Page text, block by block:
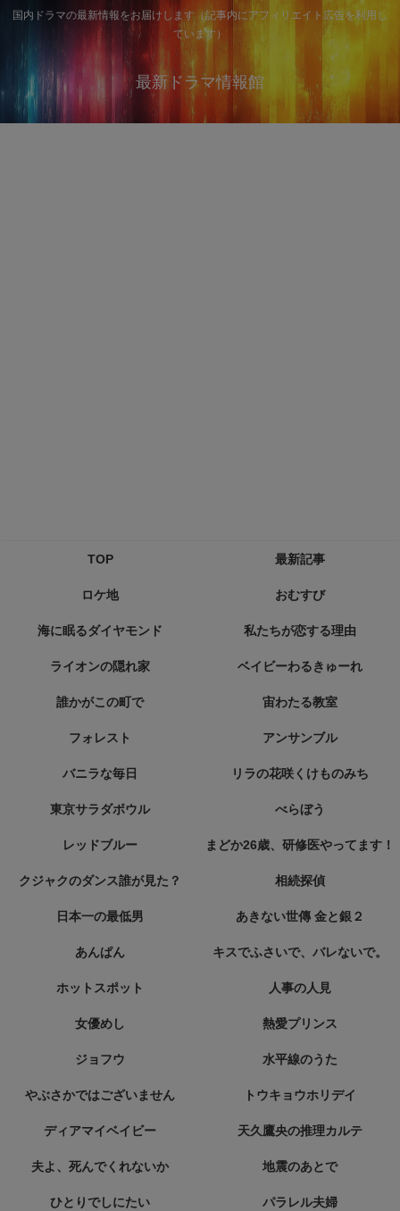
国内ドラマの最新情報をお届けします（記事内にアフィリエイト広告を利用し
ています）
最新ドラマ情報館
TOP 最新記事
ロケ地 おむすび
海に眠るダイヤモンド 私たちが恋する理由
ライオンの隠れ家 ベイビーわるきゅーれ
誰かがこの町で 宙わたる教室
フォレスト アンサンブル
バニラな毎日 リラの花咲くけものみち
東京サラダボウル べらぼう
レッドブルー まどか26歳、研修医やってます！
クジャクのダンス誰が見た？ 相続探偵
日本一の最低男 あきない世傳 金と銀２
あんぱん キスでふさいで、バレないで。
ホットスポット 人事の人見
女優めし 熱愛プリンス
ジョフウ 水平線のうた
やぶさかではございません トウキョウホリデイ
ディアマイベイビー 天久鷹央の推理カルテ
夫よ、死んでくれないか 地震のあとで
ひとりでしにたい パラレル夫婦